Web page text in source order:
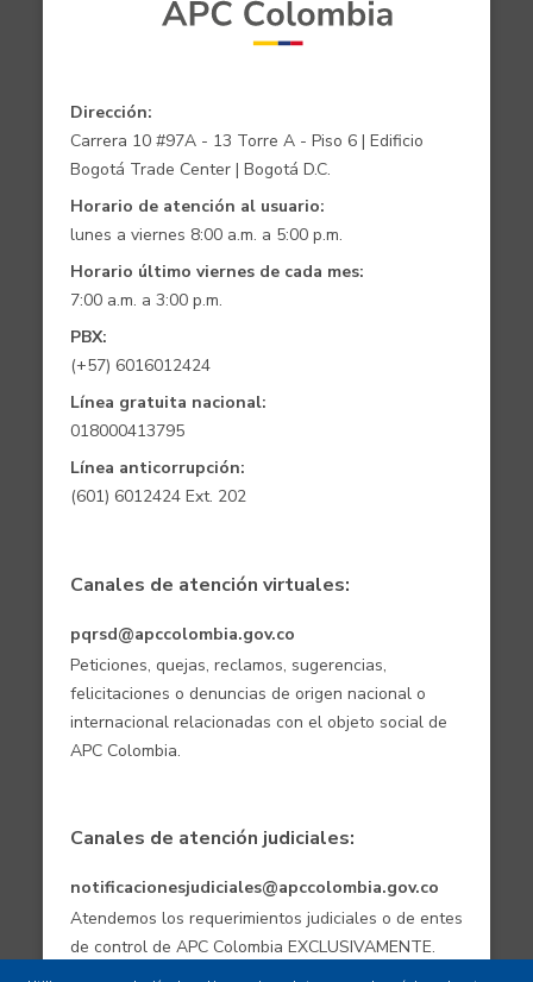
Dirección:
Carrera 10 #97A - 13 Torre A - Piso 6 | Edificio
Bogotá Trade Center | Bogotá D.C.
Horario de atención al usuario:
lunes a viernes 8:00 a.m. a 5:00 p.m.
Horario último viernes de cada mes:
7:00 a.m. a 3:00 p.m.
PBX:
(+57) 6016012424
Línea gratuita nacional:
018000413795
Línea anticorrupción:
(601) 6012424 Ext. 202
Canales de atención virtuales:
pqrsd@apccolombia.gov.co
Peticiones, quejas, reclamos, sugerencias,
felicitaciones o denuncias de origen nacional o
internacional relacionadas con el objeto social de
APC Colombia.
Canales de atención judiciales:
notificacionesjudiciales@apccolombia.gov.co
Atendemos los requerimientos judiciales o de entes
de control de APC Colombia EXCLUSIVAMENTE.